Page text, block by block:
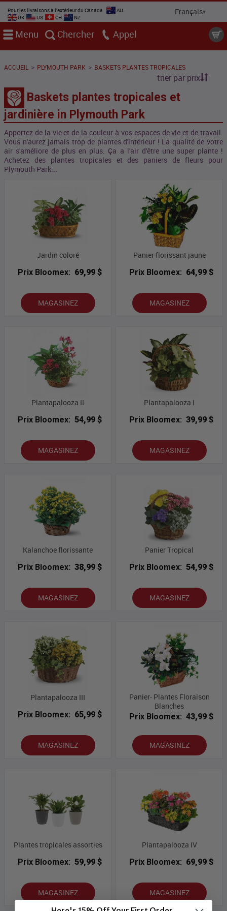
Pour les livraisons à l'extérieur du Canada
AU
UK
US CH NZ
Menu Chercher Appel
ACCUEIL > PLYMOUTH PARK > BASKETS PLANTES TROPICALES
trier par prix
Baskets plantes tropicales et
jardinière in Plymouth Park
Apportez de la vie et de la couleur à vos espaces de vie et de travail.
Vous n'aurez jamais trop de plantes d'intérieur ! La qualité de votre
air s'améliore de plus en plus. Ça a l'air d'être une super plante !
Achetez des plantes tropicales et des paniers de fleurs pour
Plymouth Park...
Jardin coloré
Prix Bloomex: 69,99 $
MAGASINEZ
Panier florissant jaune
Prix Bloomex: 64,99 $
MAGASINEZ
Plantapalooza II
Prix Bloomex: 54,99 $
MAGASINEZ
Plantapalooza I
Prix Bloomex: 39,99 $
MAGASINEZ
Kalanchoe florissante
Prix Bloomex: 38,99 $
MAGASINEZ
Panier Tropical
Prix Bloomex: 54,99 $
MAGASINEZ
Plantapalooza III
Prix Bloomex: 65,99 $
MAGASINEZ
Panier- Plantes Floraison
Blanches
Prix Bloomex: 43,99 $
MAGASINEZ
Plantes tropicales assorties
Prix Bloomex: 59,99 $
MAGASINEZ
Plantapalooza IV
Prix Bloomex: 69,99 $
MAGASINEZ